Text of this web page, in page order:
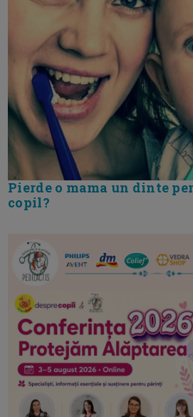
Pierde o mama un dinte
copil?